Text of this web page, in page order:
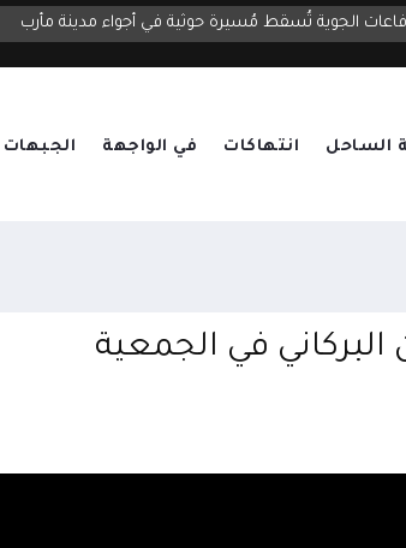
الجوية تُسقط مُسيرة حوثية في أجواء مدينة مأرب
الساحل انتهاكات في الواجهة الجبهات
في الجمعية